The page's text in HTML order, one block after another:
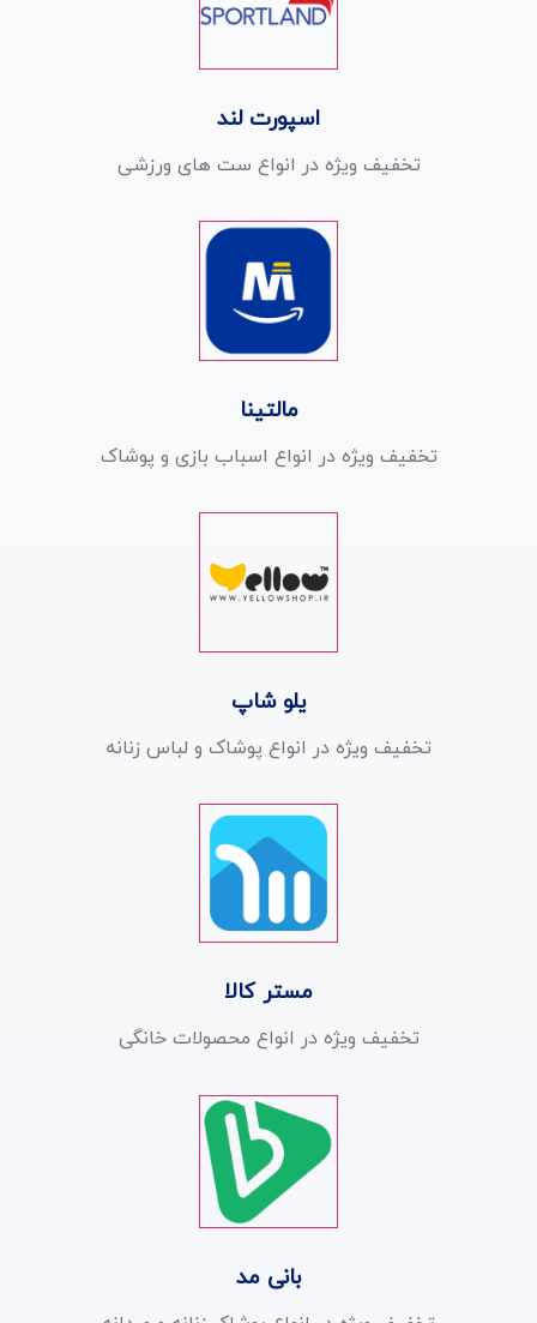
اسپورت لند
تخفیف ویژه در انواع ست های ورزشی
مالتینا
تخفیف ویژه در انواع اسباب بازی و پوشاک
یلو شاپ
تخفیف ویژه در انواع پوشاک و لباس زنانه
مستر کالا
تخفیف ویژه در انواع محصولات خانگی
بانی مد